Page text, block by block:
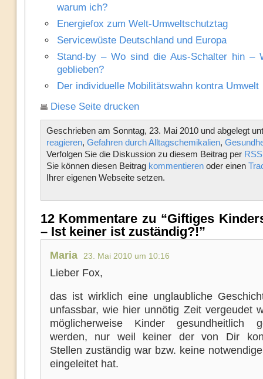
warum ich?
Energiefox zum Welt-Umweltschutztag
Servicewüste Deutschland und Europa
Stand-by – Wo sind die Aus-Schalter hin –
geblieben?
Der individuelle Mobilitätswahn kontra Umwelt
Diese Seite drucken
Geschrieben am Sonntag, 23. Mai 2010 und abgelegt
reagieren, Gefahren durch Alltagschemikalien,
Verfolgen Sie die Diskussion zu diesem Beitrag per
Sie können diesen Beitrag kommentierenoder einen
Ihrer eigenen Webseite setzen.
12 Kommentare zu “Giftiges
– Ist keiner ist zuständig?!”
Maria 23. Mai 2010 um 10:16
Lieber Fox,
das ist wirklich eine unglaubliche
unfassbar, wie hier unnötig Zeit vergeudet
möglicherweise Kinder gesundheitlich
werden, nur weil keiner der von Dir
Stellen zuständig war bzw. keine
eingeleitet hat.